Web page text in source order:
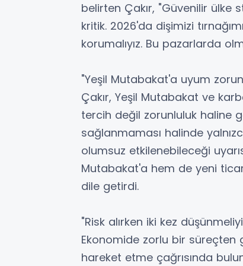
belirten Çakır, "Güvenilir ülke
kritik. 2026'da dişimizi
korumalıyız. Bu pazarlarda
"Yeşil Mutabakat'a uyum
Çakır, Yeşil Mutabakat ve
tercih değil zorunluluk haline
sağlanmaması halinde
olumsuz etkilenebileceği
Mutabakat'a hem de yeni
dile getirdi.
"Risk alırken iki kez
Ekonomide zorlu bir süreçten
hareket etme çağrısında